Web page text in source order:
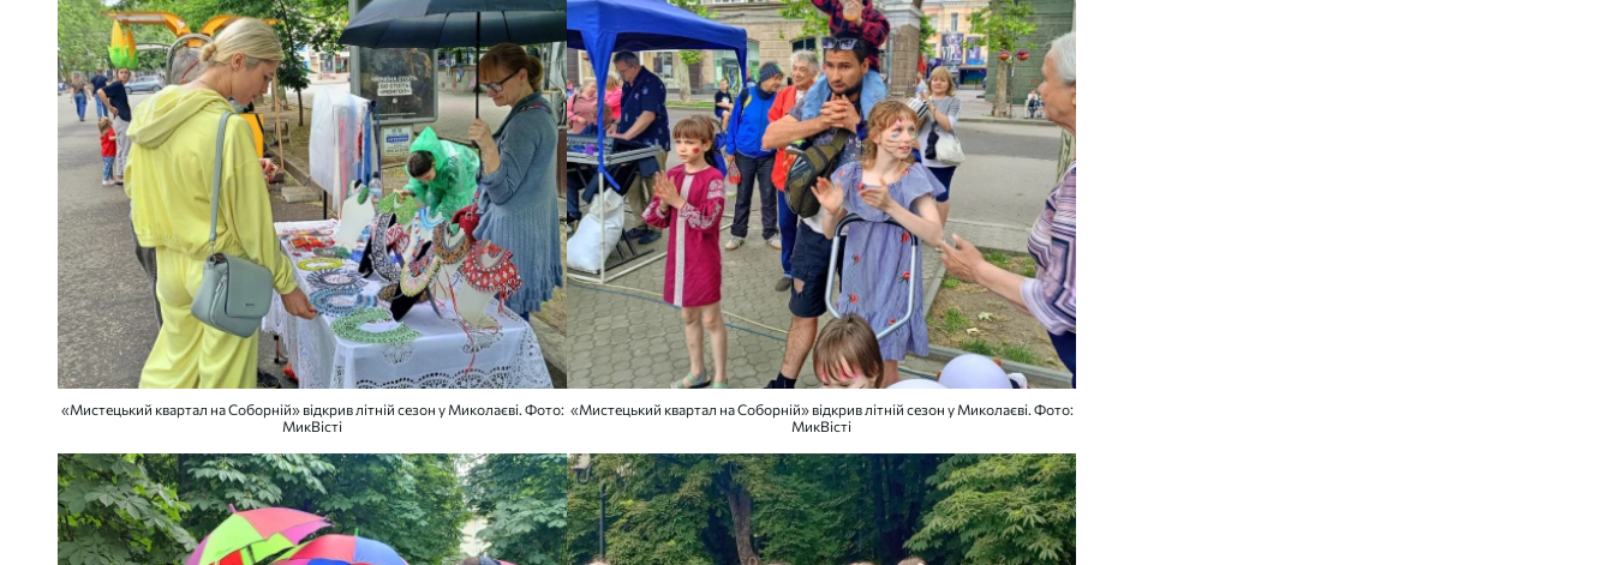
«Мистецький квартал на Соборній» відкрив літній сезон у Миколаєві. Фото:
МикВісті
«Мистецький квартал на Соборній» відкрив літній сезон у Миколаєві. Фото:
МикВісті